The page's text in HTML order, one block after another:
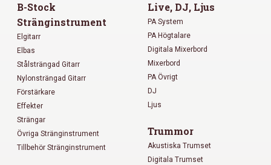
B-Stock
Stränginstrument
Elgitarr
Elbas
Stålsträngad Gitarr
Nylonsträngad Gitarr
Förstärkare
Effekter
Strängar
Övriga Stränginstrument
Tillbehör Stränginstrument
Live, DJ, Ljus
PA System
PA Högtalare
Digitala Mixerbord
Mixerbord
PA Övrigt
DJ
Ljus
Trummor
Akustiska Trumset
Digitala Trumset